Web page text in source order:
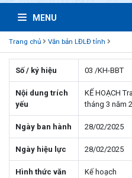
MENU
Trang chủ Văn bản LĐLĐ tỉnh
Số / ký hiệu 03 /KH-BBT
Nội dung trích
yếu
KẾ HOẠCH
tháng 3 năm
Ngày ban hành 28/02/2025
Ngày hiệu lực 28/02/2025
Hình thức văn
Kế hoạch